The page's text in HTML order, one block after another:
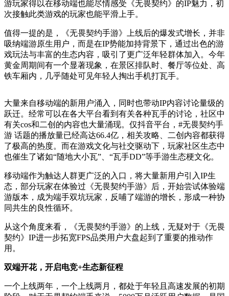
游玩家得以在移动端也能尽情感受《无畏契约》的IP魅力，初
次接触此类游戏的玩家也能平滑上手。
值得一提的是，《无畏契约手游》上线后的爆发式增长，并非
吸纳端游原生用户，而是在IP势能加持背景下，通过出色的游
戏玩法与丰富的生态内容，吸引了更广泛年轻群体加入。今年
黄金周期间有一个显著现象，在景区排队时、餐厅等位处、高
铁车厢内，几乎随处可见年轻人掏出手机打瓦手。
大量来自移动端的新用户涌入，同时也带动IP内容讨论量级的
跃迁。经常可以在各大平台看到有关各种瓦手的讨论，社区中
有关cos和二创的内容也大量涌现。仅抖音平台，#无畏契约手
游 话题的播放量已经高达66.4亿，相关攻略、二创内容都获得
了极高的热度。而在游戏文化与社交驱动下，玩家社区生态中
也催生了诸如“随地大小瓦”、“瓦手DD”等手游生态梗文化。
移动端作为触达人群更广泛的入口，将大量新用户引入IP生
态，部分玩家在体验过《无畏契约手游》后，开始尝试体验端
游版本，成为端手双坑玩家，反哺了端游的增长，形成一种协
同共生的良性循环。
从这个角度来看，《无畏契约手游》的上线，无疑对于《无畏
契约》IP进一步拓宽FPS品类用户大盘起到了重要的推动作
用。
双端开花，开启电竞+生态新征程
一个上线两年，一个上线两月，都处于年轻且高速发展的初期